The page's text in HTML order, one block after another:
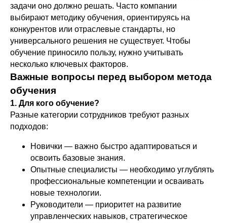
задачи оно должно решать. Часто компании
выбирают методику обучения, ориентируясь на
конкурентов или отраслевые стандарты, но
универсального решения не существует. Чтобы
обучение приносило пользу, нужно учитывать
несколько ключевых факторов.
Важные вопросы перед выбором метода
обучения
1. Для кого обучение?
Разные категории сотрудников требуют разных
подходов:
Новички — важно быстро адаптироваться и
освоить базовые знания.
Опытные специалисты — необходимо углублять
профессиональные компетенции и осваивать
новые технологии.
Руководители — приоритет на развитие
управленческих навыков, стратегическое